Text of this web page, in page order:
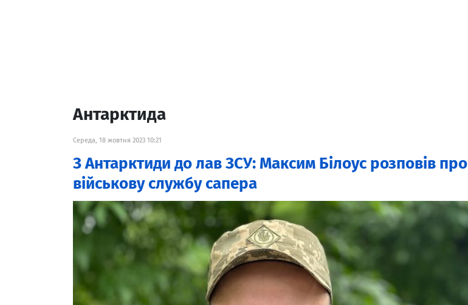
Антарктида
Середа, 18 жовтня 2023 10:21
З Антарктиди до лав ЗСУ: Максим Білоус розповів про
військову службу сапера